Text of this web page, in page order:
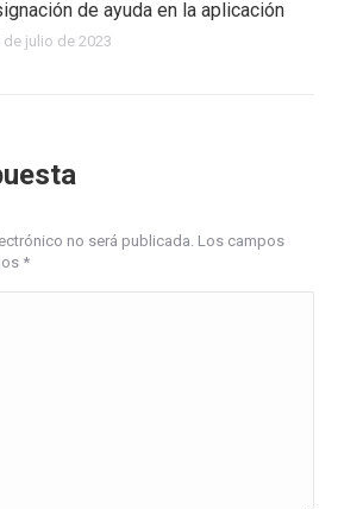
de ayuda en la aplicación
de julio de 2023
no será publicada. Los campos
*